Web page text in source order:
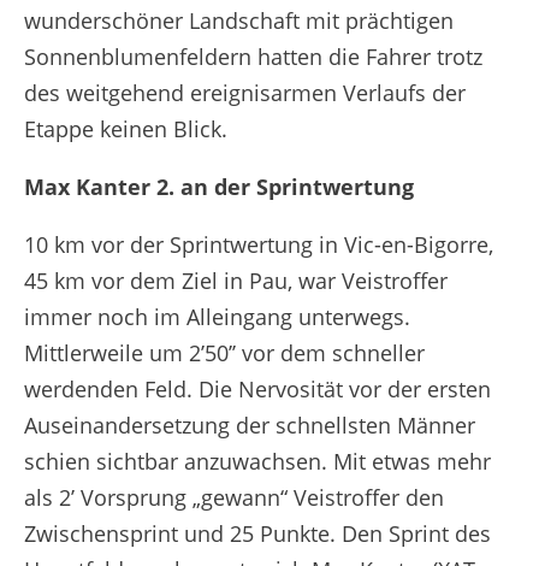
wunderschöner Landschaft mit prächtigen
Sonnenblumenfeldern hatten die Fahrer trotz
des weitgehend ereignisarmen Verlaufs der
Etappe keinen Blick.
Max Kanter 2. an der Sprintwertung
10 km vor der Sprintwertung in Vic-en-Bigorre,
45 km vor dem Ziel in Pau, war Veistroffer
immer noch im Alleingang unterwegs.
Mittlerweile um 2’50’’ vor dem schneller
werdenden Feld. Die Nervosität vor der ersten
Auseinandersetzung der schnellsten Männer
schien sichtbar anzuwachsen. Mit etwas mehr
als 2’ Vorsprung „gewann“ Veistroffer den
Zwischensprint und 25 Punkte. Den Sprint des